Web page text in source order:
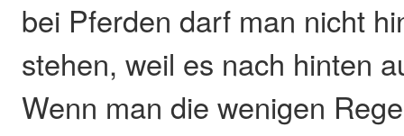
bei Pferden darf man nicht
stehen, weil es nach hinten
Wenn man die wenigen